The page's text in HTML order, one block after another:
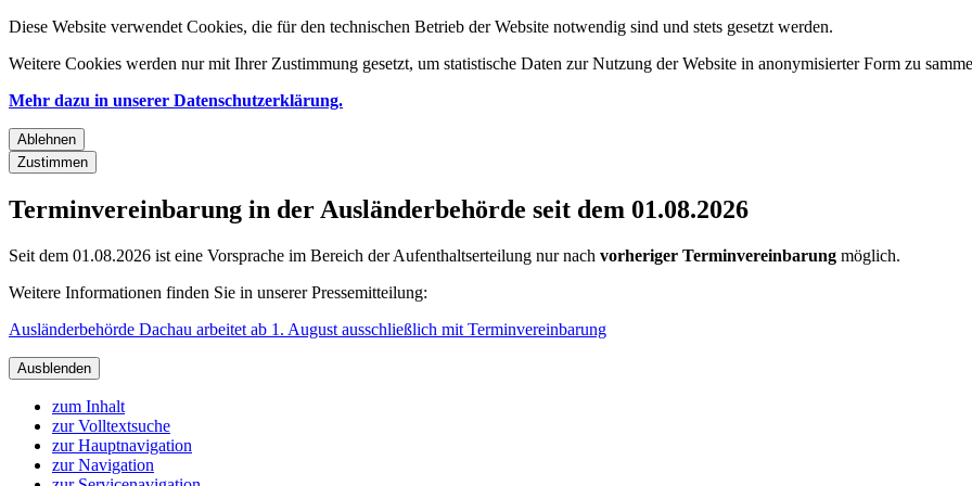
Diese Website verwendet Cookies, die für den technischen Betrieb der Website notwendig sind und stets gesetzt werden.
Weitere Cookies werden nur mit Ihrer Zustimmung gesetzt, um statistische Daten zur Nutzung der Website in anonymisierter Form zu
Mehr dazu in unserer Datenschutzerklärung.
Ablehnen
Zustimmen
Terminvereinbarung in der Ausländerbehörde seit dem 01.08.2026
Seit dem 01.08.2026 ist eine Vorsprache im Bereich der Aufenthaltserteilung nur nach vorheriger Terminvereinbarung möglich.
Weitere Informationen finden Sie in unserer Pressemitteilung:
Ausländerbehörde Dachau arbeitet ab 1. August ausschließlich mit Terminvereinbarung
Ausblenden
zum Inhalt
zur Volltextsuche
zur Hauptnavigation
zur Navigation